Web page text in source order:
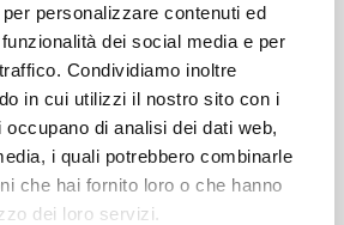
personalizzare contenuti ed
dei social media e per
Condividiamo inoltre
in cui utilizzi il nostro sito con i
di analisi dei dati web,
i quali potrebbero combinarle
che hai fornito loro o che hanno
dei loro servizi.
Onoranze Funebri